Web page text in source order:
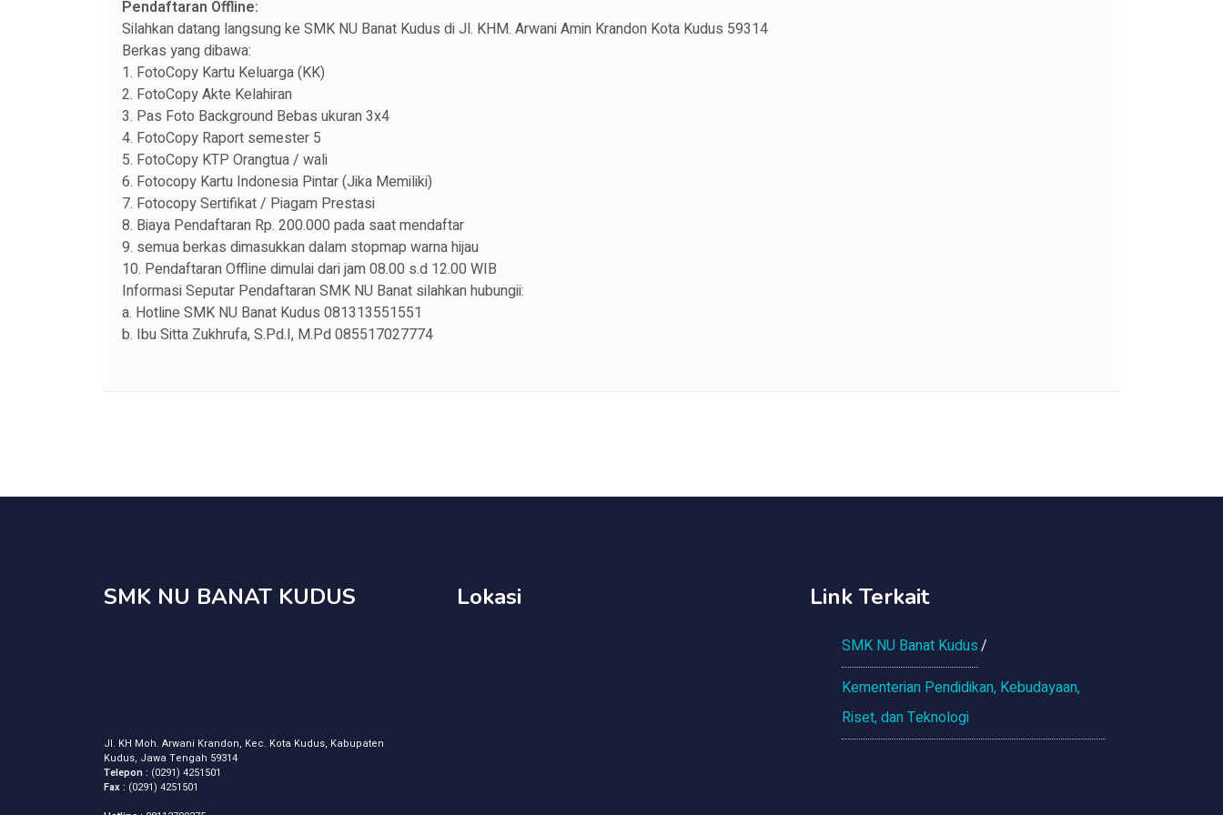
Pendaftaran Offline:
Silahkan datang langsung ke SMK NU Banat Kudus di Jl. KHM. Arwani Amin Krandon Kota Kudus 59314
Berkas yang dibawa:
1. FotoCopy Kartu Keluarga (KK)
2. FotoCopy Akte Kelahiran
3. Pas Foto Background Bebas ukuran 3x4
4. FotoCopy Raport semester 5
5. FotoCopy KTP Orangtua / wali
6. Fotocopy Kartu Indonesia Pintar (Jika Memiliki)
7. Fotocopy Sertifikat / Piagam Prestasi
8. Biaya Pendaftaran Rp. 200.000 pada saat mendaftar
9. semua berkas dimasukkan dalam stopmap warna hijau
10. Pendaftaran Offline dimulai dari jam 08.00 s.d 12.00 WIB
Informasi Seputar Pendaftaran SMK NU Banat silahkan hubungii:
a. Hotline SMK NU Banat Kudus 081313551551
b. Ibu Sitta Zukhrufa, S.Pd.I, M.Pd 085517027774
SMK NU BANAT KUDUS
Jl. KH Moh. Arwani Krandon, Kec. Kota Kudus, Kabupaten
Kudus, Jawa Tengah 59314
Telepon : (0291) 4251501
Fax : (0291) 4251501
Lokasi Link Terkait
SMK NU Banat Kudus
Kementerian Pendidikan, Kebudayaan,
Riset, dan Teknologi